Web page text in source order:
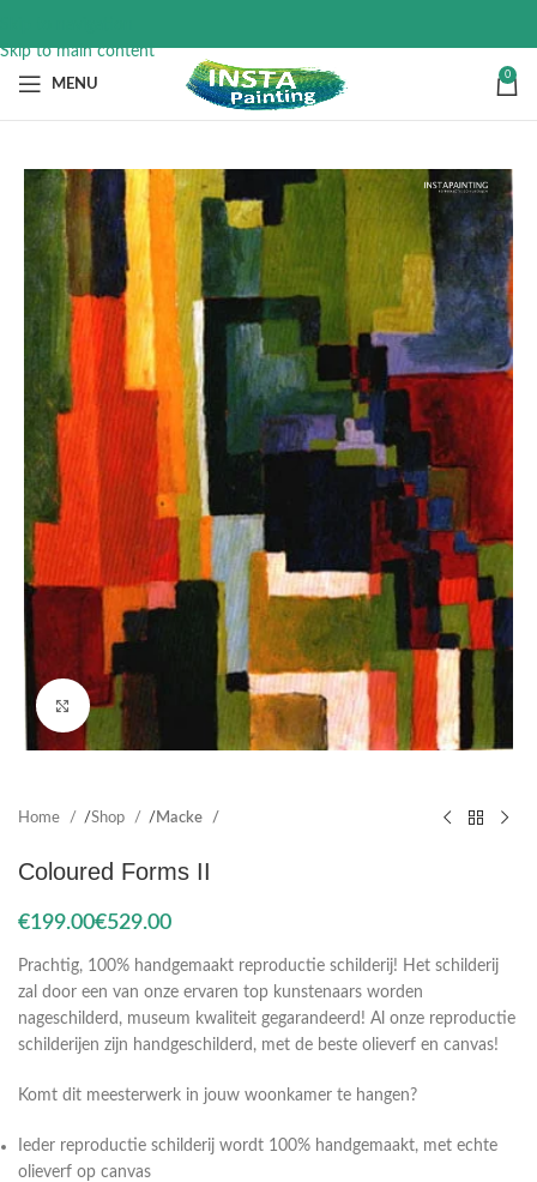
Skip to main content
MENU
0
Click to enlarge
Home Shop Macke
Coloured Forms II
€ €
Prachtig, 100% handgemaakt reproductie schilderij! Het schilderij
zal door een van onze ervaren top kunstenaars worden
nageschilderd, museum kwaliteit gegarandeerd! Al onze reproductie
schilderijen zijn handgeschilderd, met de beste olieverf en canvas!
Komt dit meesterwerk in jouw woonkamer te hangen?
Ieder reproductie schilderij wordt 100% handgemaakt, met echte
olieverf op canvas